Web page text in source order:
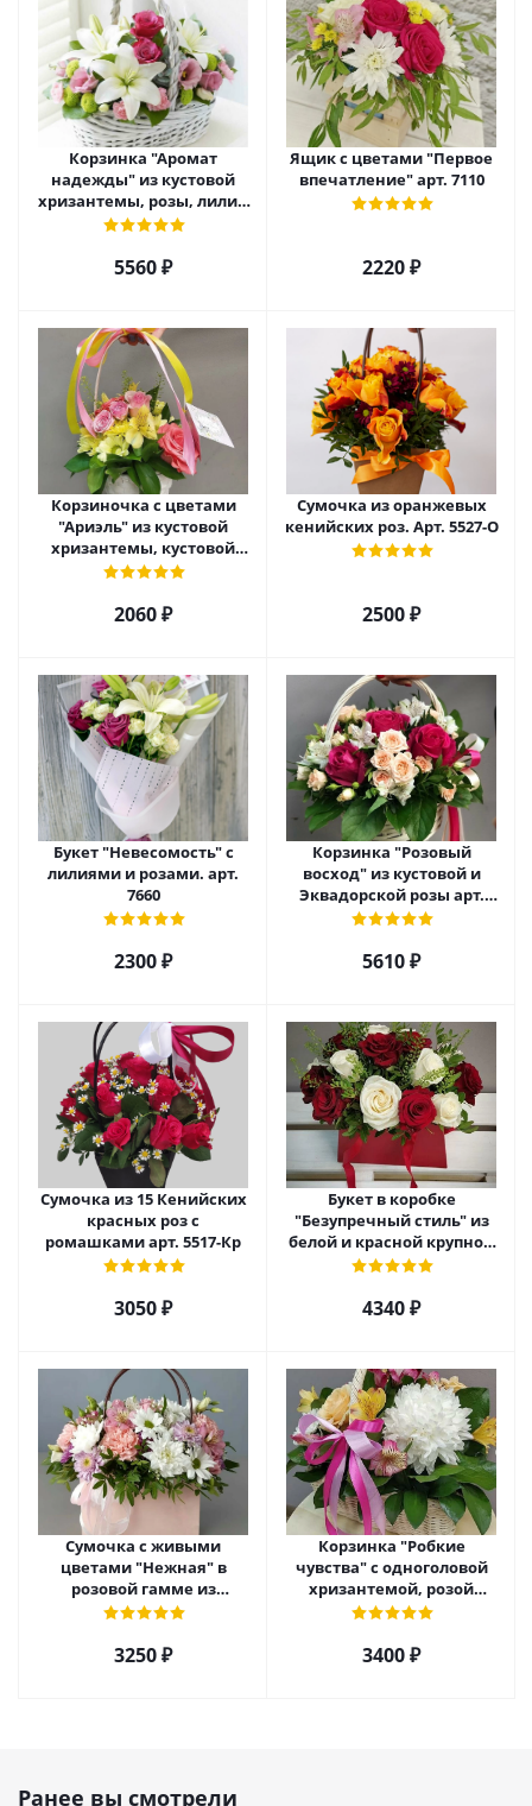
Корзинка "Аромат
надежды" из кустовой
хризантемы, розы, лилий
и эустомы. арт. 7751
5560 ₽
Ящик с цветами "Первое
впечатление" арт. 7110
2220 ₽
Корзиночка с цветами
"Ариэль" из кустовой
хризантемы, кустовой
розы и альстромерии арт.
2060 ₽
Сумочка из оранжевых
кенийских роз. Арт. 5527-О
2500 ₽
Букет "Невесомость" с
лилиями и розами. арт.
7660
2300 ₽
Корзинка "Розовый
восход" из кустовой и
Эквадорской розы арт.
5520
5610 ₽
Сумочка из 15 Кенийских
красных роз с
ромашками арт. 5517-Кр
3050 ₽
Букет в коробке
"Безупречный стиль" из
белой и красной крупной
розы Эквадор. арт. 5515
4340 ₽
Сумочка с живыми
цветами "Нежная" в
розовой гамме из
кустовой хризантемы,
3250 ₽
Корзинка "Робкие
чувства" с одноголовой
хризантемой, розой
Эквадор и альстромерией
3400 ₽
Ранее вы смотрели